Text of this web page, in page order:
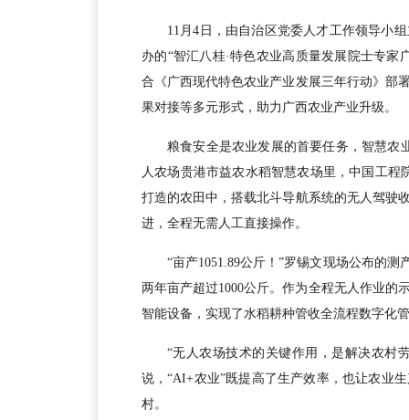
11月4日，由自治区党委人才工作领导小
办的“智汇八桂·特色农业高质量发展院士专
合《广西现代特色农业产业发展三年行动》部
果对接等多元形式，助力广西农业产业升级。
粮食安全是农业发展的首要任务，智慧农
人农场贵港市益农水稻智慧农场里，中国工程
打造的农田中，搭载北斗导航系统的无人驾驶
进，全程无需人工直接操作。
“亩产1051.89公斤！”罗锡文现场公布的
两年亩产超过1000公斤。作为全程无人作业的
智能设备，实现了水稻耕种管收全流程数字化
“无人农场技术的关键作用，是解决农村
说，“AI+农业”既提高了生产效率，也让农业
村。